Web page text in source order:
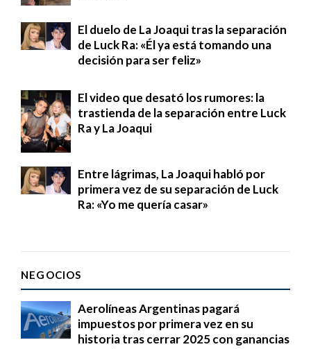
El duelo de La Joaqui tras la separación
de Luck Ra: «Él ya está tomando una
decisión para ser feliz»
El video que desató los rumores: la
trastienda de la separación entre Luck
Ra y La Joaqui
Entre lágrimas, La Joaqui habló por
primera vez de su separación de Luck
Ra: «Yo me quería casar»
NEGOCIOS
Aerolíneas Argentinas pagará
impuestos por primera vez en su
historia tras cerrar 2025 con ganancias